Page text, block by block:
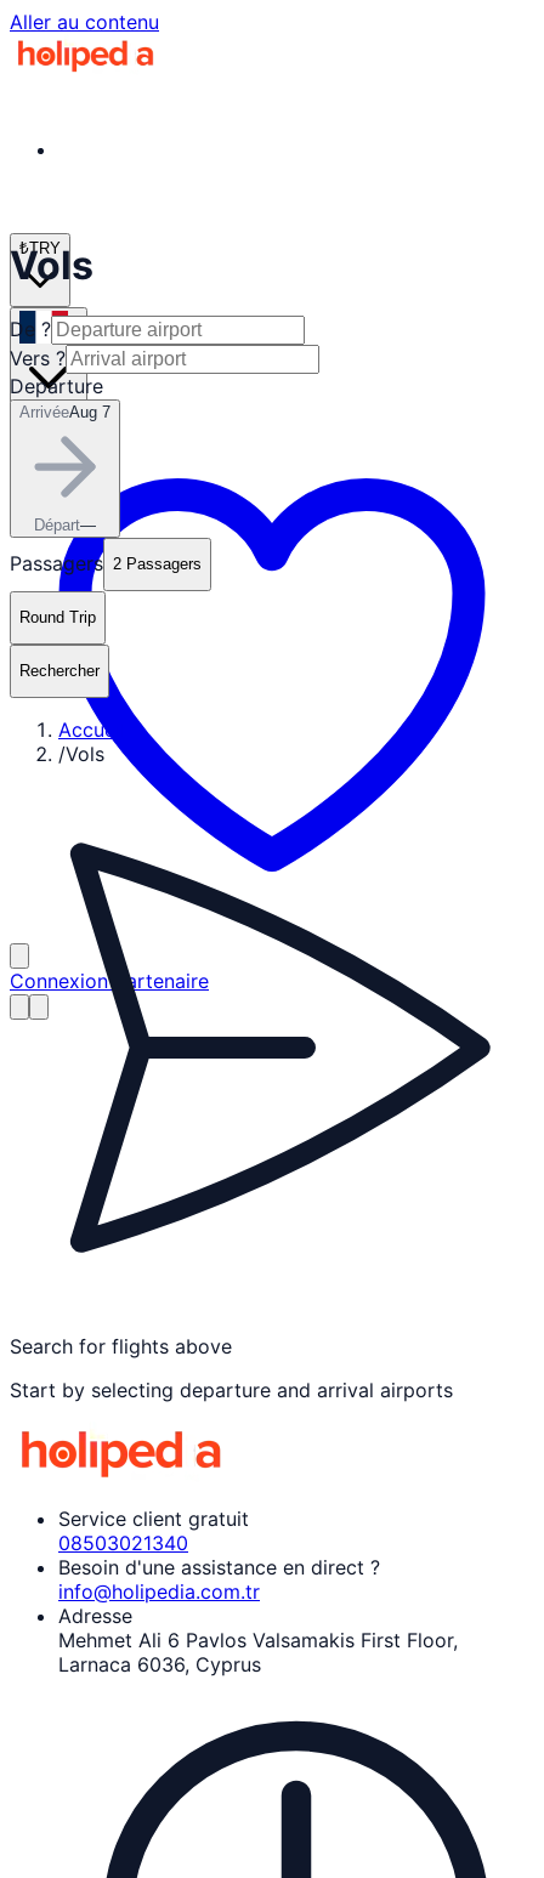
Aller au contenu
₺TRY
fr
Connexion partenaire
Vols
De ?
Vers ?
Departure
ArrivéeAug 7
Départ—
Passagers 2 Passagers
Round Trip
Rechercher
Accueil
/Vols
Search for flights above
Start by selecting departure and arrival airports
Service client gratuit
08503021340
Besoin d'une assistance en direct ?
info@holipedia.com.tr
Adresse
Mehmet Ali 6 Pavlos Valsamakis First Floor,
Larnaca 6036, Cyprus